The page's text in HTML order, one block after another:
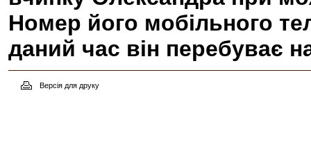
Номер його мобільного
даний час він перебуває
Версія для друку